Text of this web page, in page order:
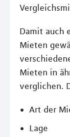
Damit auch
Mieten
Mieten in
verglichen.
Art der
Lage